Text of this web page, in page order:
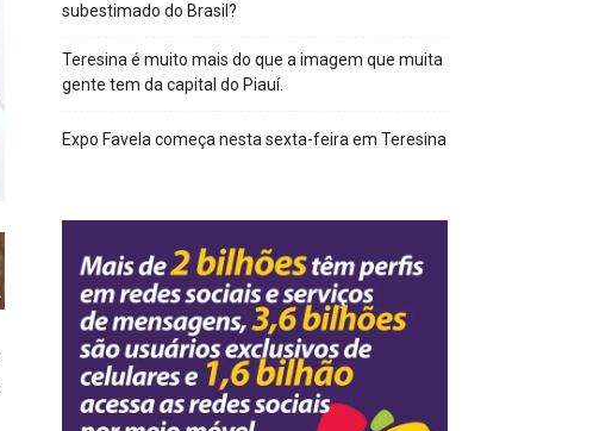
subestimado do Brasil?
Teresina é muito mais do que a imagem que muita
gente tem da capital do Piauí.
Expo Favela começa nesta sexta-feira em Teresina